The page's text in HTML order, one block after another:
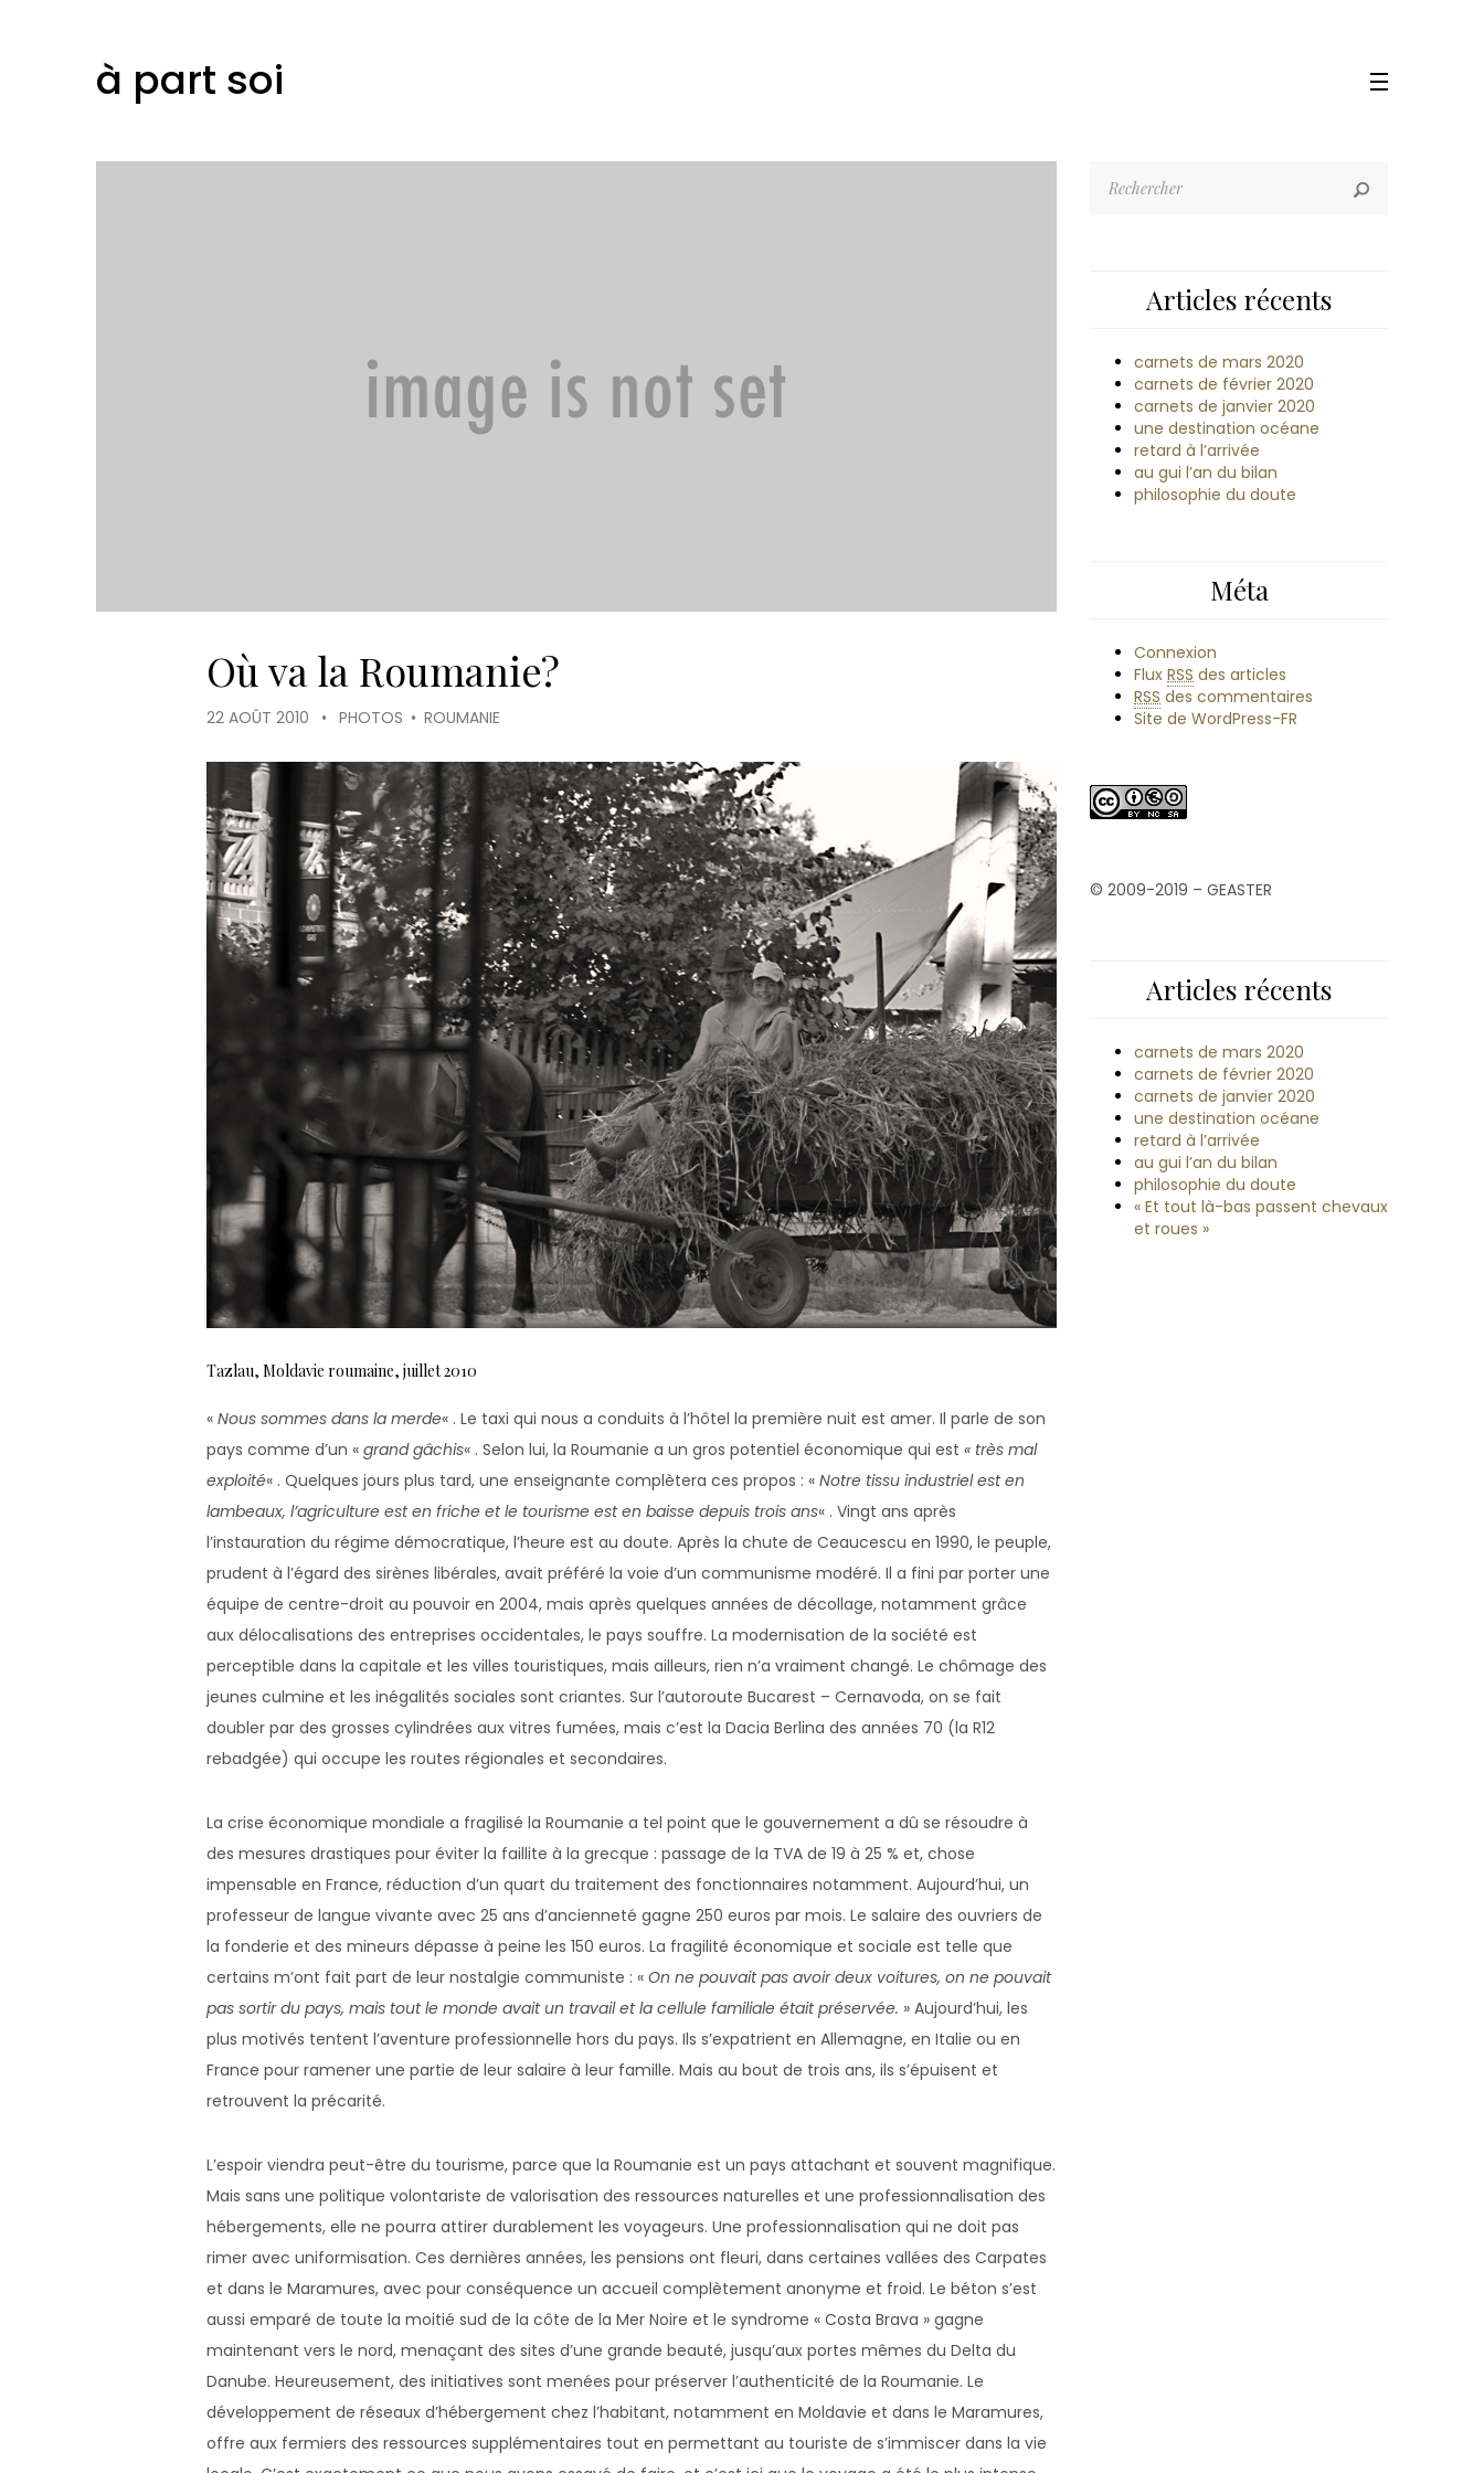
à part soi
Où va la Roumanie?
22 AOÛT 2010 • PHOTOS • ROUMANIE
Tazlau, Moldavie roumaine, juillet 2010
« Nous sommes dans la merde« . Le taxi qui nous a conduits à l’hôtel la première nuit est amer. Il parle de son
pays comme d’un « grand gâchis« . Selon lui, la Roumanie a un gros potentiel économique qui est « très mal
exploité« . Quelques jours plus tard, une enseignante complètera ces propos : « Notre tissu industriel est en
lambeaux, l’agriculture est en friche et le tourisme est en baisse depuis trois ans« . Vingt ans après
l’instauration du régime démocratique, l’heure est au doute. Après la chute de Ceaucescu en 1990, le peuple,
prudent à l’égard des sirènes libérales, avait préféré la voie d’un communisme modéré. Il a fini par porter une
équipe de centre-droit au pouvoir en 2004, mais après quelques années de décollage, notamment grâce
aux délocalisations des entreprises occidentales, le pays souffre. La modernisation de la société est
perceptible dans la capitale et les villes touristiques, mais ailleurs, rien n’a vraiment changé. Le chômage des
jeunes culmine et les inégalités sociales sont criantes. Sur l’autoroute Bucarest – Cernavoda, on se fait
doubler par des grosses cylindrées aux vitres fumées, mais c’est la Dacia Berlina des années 70 (la R12
rebadgée) qui occupe les routes régionales et secondaires.
La crise économique mondiale a fragilisé la Roumanie a tel point que le gouvernement a dû se résoudre à
des mesures drastiques pour éviter la faillite à la grecque : passage de la TVA de 19 à 25 % et, chose
impensable en France, réduction d’un quart du traitement des fonctionnaires notamment. Aujourd’hui, un
professeur de langue vivante avec 25 ans d’ancienneté gagne 250 euros par mois. Le salaire des ouvriers de
la fonderie et des mineurs dépasse à peine les 150 euros. La fragilité économique et sociale est telle que
certains m’ont fait part de leur nostalgie communiste : « On ne pouvait pas avoir deux voitures, on ne pouvait
pas sortir du pays, mais tout le monde avait un travail et la cellule familiale était préservée. » Aujourd’hui, les
plus motivés tentent l’aventure professionnelle hors du pays. Ils s’expatrient en Allemagne, en Italie ou en
France pour ramener une partie de leur salaire à leur famille. Mais au bout de trois ans, ils s’épuisent et
retrouvent la précarité.
L’espoir viendra peut-être du tourisme, parce que la Roumanie est un pays attachant et souvent magnifique.
Mais sans une politique volontariste de valorisation des ressources naturelles et une professionnalisation des
hébergements, elle ne pourra attirer durablement les voyageurs. Une professionnalisation qui ne doit pas
rimer avec uniformisation. Ces dernières années, les pensions ont fleuri, dans certaines vallées des Carpates
et dans le Maramures, avec pour conséquence un accueil complètement anonyme et froid. Le béton s’est
aussi emparé de toute la moitié sud de la côte de la Mer Noire et le syndrome « Costa Brava » gagne
maintenant vers le nord, menaçant des sites d’une grande beauté, jusqu’aux portes mêmes du Delta du
Danube. Heureusement, des initiatives sont menées pour préserver l’authenticité de la Roumanie. Le
développement de réseaux d’hébergement chez l’habitant, notamment en Moldavie et dans le Maramures,
offre aux fermiers des ressources supplémentaires tout en permettant au touriste de s’immiscer dans la vie
Articles récents
carnets de mars 2020
carnets de février 2020
carnets de janvier 2020
une destination océane
retard à l’arrivée
au gui l’an du bilan
philosophie du doute
Méta
Connexion
Flux RSS des articles
RSS des commentaires
Site de WordPress-FR
© 2009-2019 – GEASTER
Articles récents
carnets de mars 2020
carnets de février 2020
carnets de janvier 2020
une destination océane
retard à l’arrivée
au gui l’an du bilan
philosophie du doute
« Et tout là-bas passent chevaux
et roues »